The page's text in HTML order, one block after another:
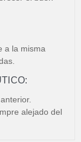
a la misma
alejado del